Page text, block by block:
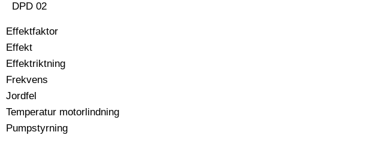
DPD 02
Effektfaktor
Effekt
Effektriktning
Frekvens
Jordfel
Temperatur motorlindning
Pumpstyrning